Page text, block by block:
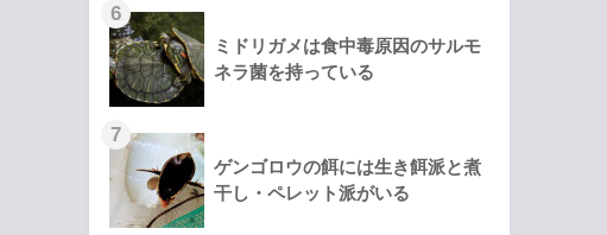
ミドリガメは食中毒原因のサルモ
ネラ菌を持っている
ゲンゴロウの餌には生き餌派と煮
干し・ペレット派がいる